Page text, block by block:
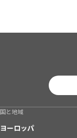
国と地域
ヨーロッパ